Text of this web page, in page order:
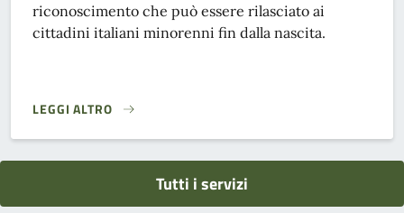
riconoscimento che può essere rilasciato ai
cittadini italiani minorenni fin dalla nascita.
LEGGI ALTRO
RILASCIO CARTA DI IDENTITÀ ELETTRONICA (CIE)}
Tutti i servizi